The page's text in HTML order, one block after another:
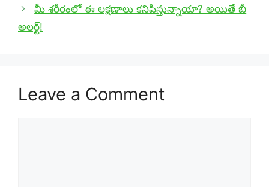
మీ శరీరంలో ఈ లక్షణాలు కనిపిస్తున్నాయా? అయితే బీ
అలర్ట్!
Leave a Comment